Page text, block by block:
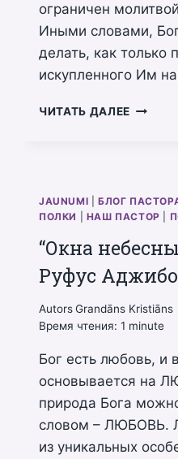
ограничен
Иными словами,
делать, как только
искупленного Им
ЧИТАТЬ ДАЛЕЕ ЗАКОН
JAUNUMI БЛОГ
ПОЛКИ
НАШ ПАСТОР
“Окна
Руфус
AutorsGrandāns Kristiāns
Время чтения: 1 minute
Бог есть любовь, и
основывается на
природа Бога
словом – ЛЮБОВЬ.
из уникальных